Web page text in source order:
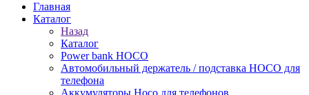
Главная
Каталог
Назад
Каталог
Power bank HOCO
Автомобильный держатель / подставка HOCO для
телефона
Аккумуляторы Hoco для телефонов